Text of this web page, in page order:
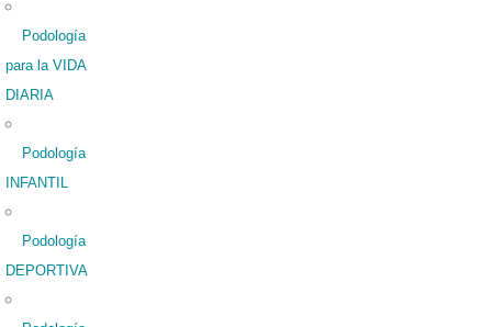
Podología
para la VIDA
DIARIA
Podología
INFANTIL
Podología
DEPORTIVA